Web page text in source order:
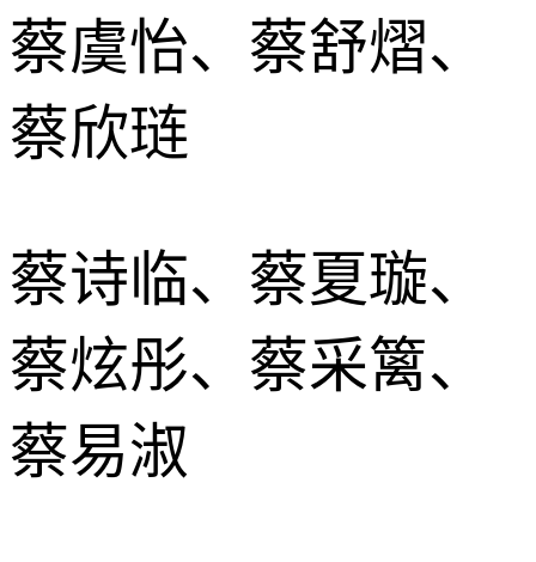
蔡虞怡、蔡舒熠、
蔡欣琏
蔡诗临、蔡夏璇、
蔡炫彤、蔡采篱、
蔡易淑